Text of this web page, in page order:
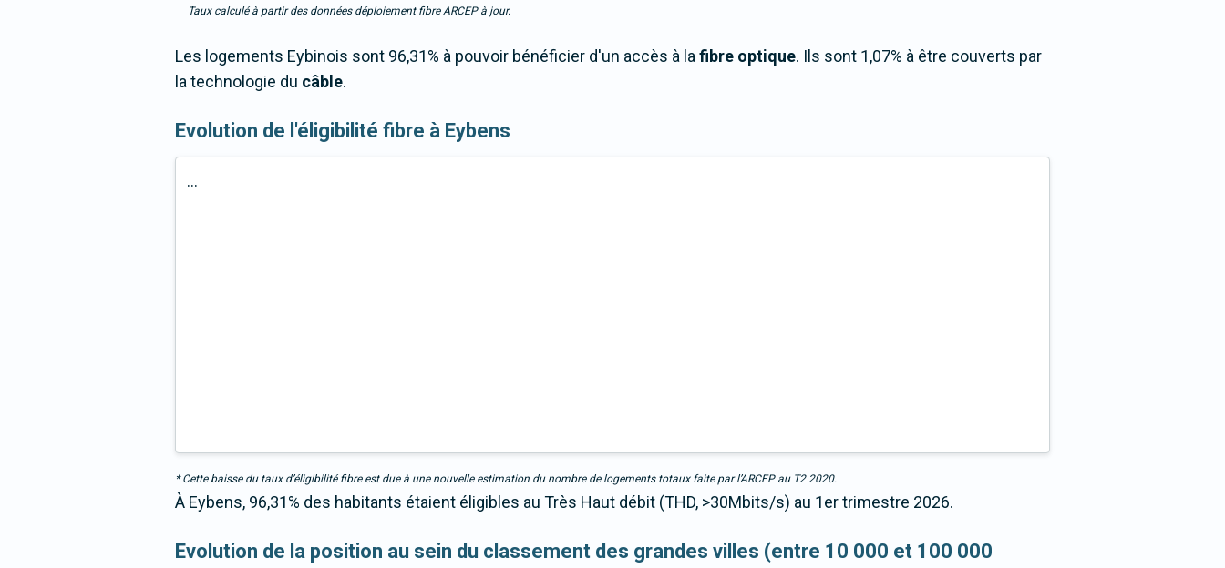
Taux calculé à partir des données déploiement fibre ARCEP à jour.
Les logements Eybinois sont 96,31% à pouvoir bénéficier d'un accès à lafibre optique. Ils sont 1,07% à être couverts par
la technologie du câble.
Evolution de l'éligibilité fibre à Eybens
...
* Cette baisse du taux d’éligibilité fibre est due à une nouvelle estimation du nombre de logements totaux faite par l’ARCEP au T2 2020.
À Eybens, 96,31% des habitants étaient éligibles au Très Haut débit (THD, >30Mbits/s) au 1er trimestre 2026.
Evolution de la position au sein du classement des grandes villes (entre 10 000 et 100 000